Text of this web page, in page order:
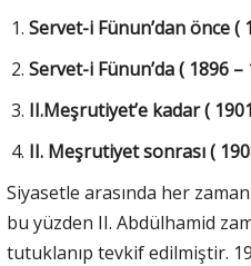
Servet-i Fünun’dan önce (
Servet-i Fünun’da ( 1896 –
II.Meşrutiyet’e kadar (
II. Meşrutiyet sonrası (
Siyasetle arasında her
bu yüzden II. Abdülhamid
tutuklanıp tevkif edilmiştir.